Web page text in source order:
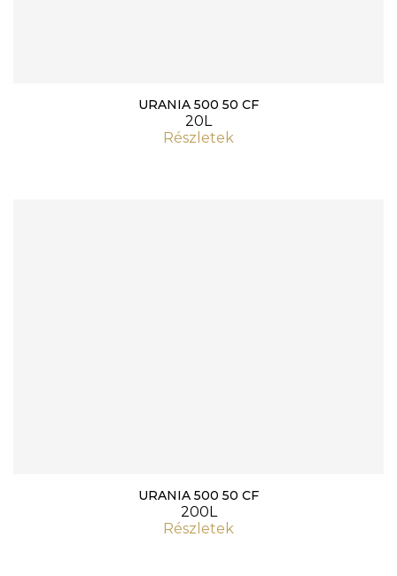
URANIA 500 50 CF
20L
Részletek
URANIA 500 50 CF
200L
Részletek